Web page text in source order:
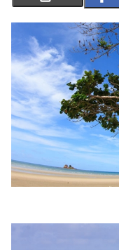
Music
Station
ละคร
บันเทิง
เกาหลี
ไลฟ์
ไตล์
ดูด
ผู้